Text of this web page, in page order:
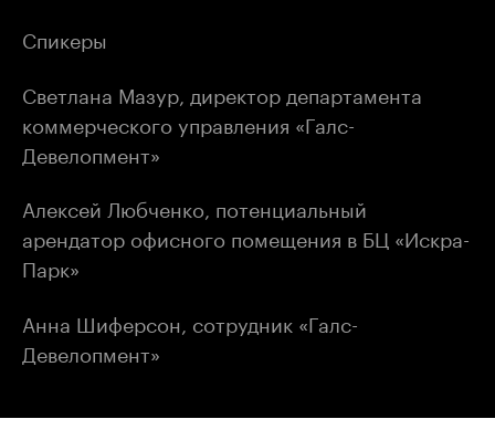
Спикеры
Светлана Мазур, директор департамента
коммерческого управления «Галс-
Девелопмент»
Алексей Любченко, потенциальный
арендатор офисного помещения в БЦ «Искра-
Парк»
Анна Шиферсон, сотрудник «Галс-
Девелопмент»